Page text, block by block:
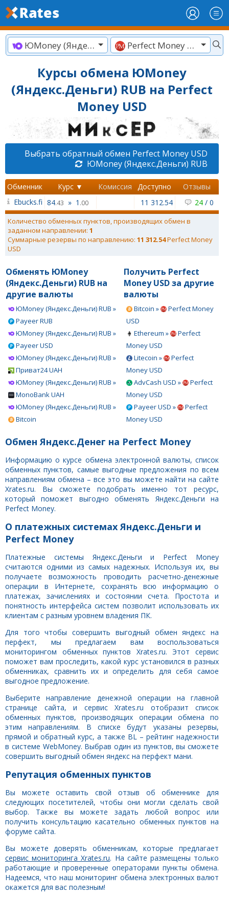
ЮMoney (Яндекс.Деньги) RUB Perfect Money USD
Курсы обмена ЮMoney
(Яндекс.Деньги) RUB на Perfect
Money USD
Выбрать обратный обмен Perfect Money USD
ЮMoney (Яндекс.Деньги) RUB
Обменник Курс ▼ Комиссия Доступно
Отзывы
Ebucks.fi 84.43 » 1 .00 11 312.54 24 / 0
Количество обменных пунктов, производящих обмен в
заданном направлении: 1
Суммарные резервы по направлению: 11 312.54Perfect Money
USD
Обменять ЮMoney
(Яндекс.Деньги) RUB на
другие валюты
ЮMoney (Яндекс.Деньги) RUB »
Payeer RUB
ЮMoney (Яндекс.Деньги) RUB »
Payeer USD
ЮMoney (Яндекс.Деньги) RUB »
Приват24 UAH
ЮMoney (Яндекс.Деньги) RUB »
MonoBank UAH
ЮMoney (Яндекс.Деньги) RUB »
Bitcoin
Получить Perfect
Money USD за другие
валюты
Bitcoin »
Perfect Money
USD
Ethereum »
Perfect
Money USD
Litecoin »
Perfect
Money USD
AdvCash USD »
Perfect
Money USD
Payeer USD »
Perfect
Money USD
Обмен Яндекс.Денег на Perfect Money
Информацию о курсе обмена электронной валюты, список
обменных пунктов, самые выгодные предложения по всем
направлениям обмена – все это вы можете найти на сайте
Xrates.ru. Вы сможете подобрать именно тот ресурс,
который поможет выгодно обменять Яндекс.Деньги на
Perfect Money.
О платежных системах Яндекс.Деньги и
Perfect Money
Платежные системы Яндекс.Деньги и Perfect Money
считаются одними из самых надежных. Используя их, вы
получаете возможность проводить расчетно-денежные
операции в Интернете, сохранять всю информацию о
платежах, зачислениях и состоянии счета. Простота и
понятность интерфейса систем позволит использовать их
клиентам с разным уровнем владения ПК.
Для того чтобы совершить выгодный обмен яндекс на
перфект, мы предлагаем вам воспользоваться
мониторингом обменных пунктов Xrates.ru. Этот сервис
поможет вам проследить, какой курс установился в разных
обменниках, сравнить их и определить для себя самое
выгодное предложение.
Выберите направление денежной операции на главной
странице сайта, и сервис Xrates.ru отобразит список
обменных пунктов, производящих операции обмена по
этим направлениям. В списке будут указаны резервы,
прямой и обратный курс, а также BL – рейтинг надежности
в системе WebMoney. Выбрав один из пунктов, вы сможете
совершить выгодный обмен яндекс на перфект мани.
Репутация обменных пунктов
Вы можете оставить свой отзыв об обменнике для
следующих посетителей, чтобы они могли сделать свой
выбор. Также вы можете задать любой вопрос или
получить консультацию касательно обменных пунктов на
форуме сайта.
Вы можете доверять обменникам, которые предлагает
сервис мониторинга Xrates.ru. На сайте размещены только
работающие и проверенные операторами пункты обмена.
Надеемся, что наш мониторинг обмена электронных валют
окажется для вас полезным!